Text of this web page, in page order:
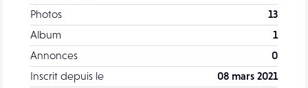
Photos
13
Album
1
Annonces
0
Inscrit depuis le
08 mars 2021